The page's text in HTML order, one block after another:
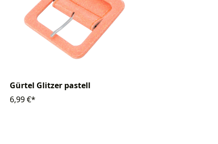
Gürtel Glitzer pastell
6,99 €*